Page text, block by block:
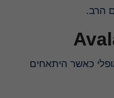
הרב.
כאשר היתאחים